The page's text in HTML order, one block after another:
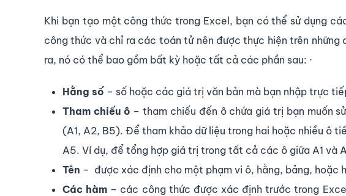
Khi bạn tạo một công thức trong Excel, bạn có thể sử dụng
công thức và chỉ ra các toán tử nên được thực hiện trên
ra, nó có thể bao gồm bất kỳ hoặc tất cả các phần sau: ·
Hằng số – số hoặc các giá trị văn bản mà bạn nhập trực
Tham chiếu ô – tham chiếu đến ô chứa giá trị bạn muốn
(A1, A2, B5). Để tham khảo dữ liệu trong hai hoặc nhiều ô
A5. Ví dụ, để tổng hợp giá trị trong tất cả các ô giữa A1 và
Tên – được xác định cho một phạm vi ô, hằng, bảng, hoặc
Các hàm – các công thức được xác định trước trong